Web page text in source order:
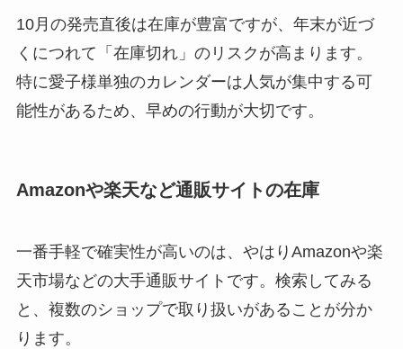
10月の発売直後は在庫が豊富ですが、年末が近づ
くにつれて「在庫切れ」のリスクが高まります。
特に愛子様単独のカレンダーは人気が集中する可
能性があるため、早めの行動が大切です。
Amazonや楽天など通販サイトの在庫
一番手軽で確実性が高いのは、やはりAmazonや楽
天市場などの大手通販サイトです。検索してみる
と、複数のショップで取り扱いがあることが分か
ります。